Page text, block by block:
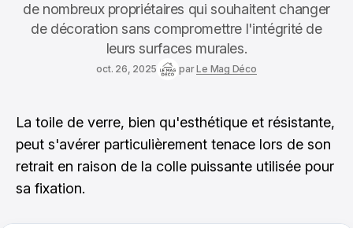
de nombreux propriétaires qui souhaitent changer
de décoration sans compromettre l'intégrité de
leurs surfaces murales.
oct. 26, 2025 parLe Mag Déco
La toile de verre, bien qu'esthétique et résistante,
peut s'avérer particulièrement tenace lors de son
retrait en raison de la colle puissante utilisée pour
sa fixation.